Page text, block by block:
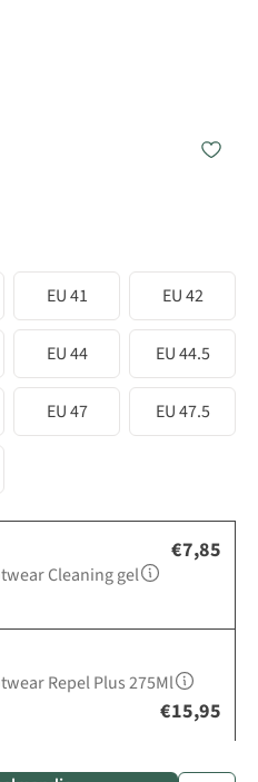
EU 41 EU 42
EU 44 EU 44.5
EU 47 EU 47.5
Cleaning gel
€7,85
Repel Plus 275Ml
€15,95